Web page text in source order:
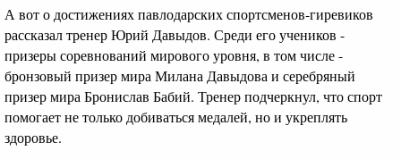
А вот о достижениях павлодарских спортсменов-гиревиков
рассказал тренер Юрий Давыдов. Среди его учеников -
призеры соревнований мирового уровня, в том числе -
бронзовый призер мира Милана Давыдова и серебряный
призер мира Бронислав Бабий. Тренер подчеркнул, что спорт
помогает не только добиваться медалей, но и укреплять
здоровье.